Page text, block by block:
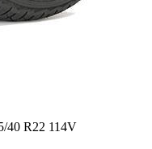
R22 114V